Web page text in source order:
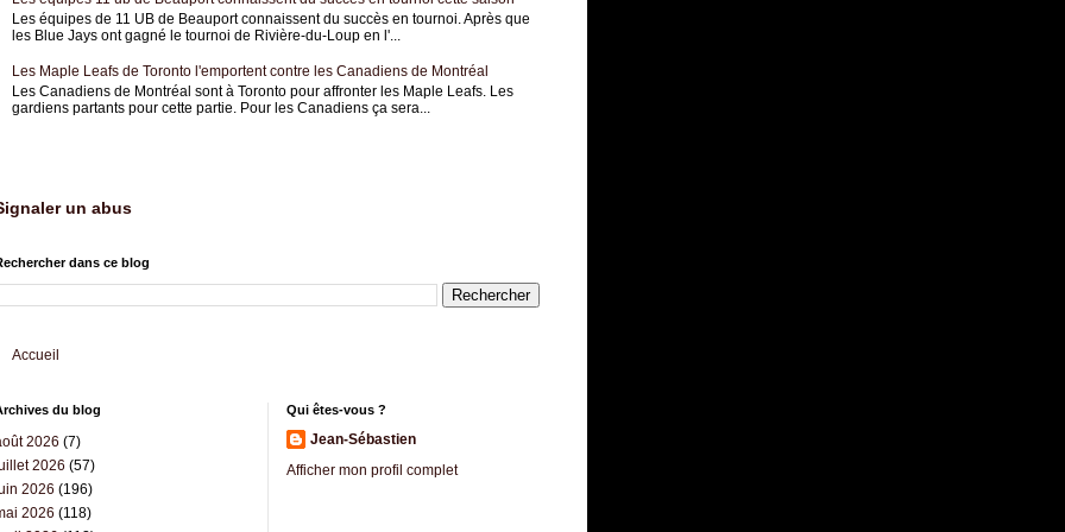
Les équipes de 11 UB de Beauport connaissent du succès en tournoi. Après que
les Blue Jays ont gagné le tournoi de Rivière-du-Loup en l'...
Les Maple Leafs de Toronto l'emportent contre les Canadiens de Montréal
Les Canadiens de Montréal sont à Toronto pour affronter les Maple Leafs. Les
gardiens partants pour cette partie. Pour les Canadiens ça sera...
un abus
dans ce blog
Accueil
du blog
2026 (7)
2026 (57)
2026 (196)
2026 (118)
Qui êtes-vous ?
Jean-Sébastien
Afficher mon profil complet